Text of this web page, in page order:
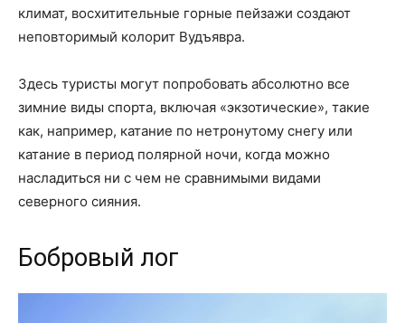
климат, восхитительные горные пейзажи создают
неповторимый колорит Вудъявра.
Здесь туристы могут попробовать абсолютно все
зимние виды спорта, включая «экзотические», такие
как, например, катание по нетронутому снегу или
катание в период полярной ночи, когда можно
насладиться ни с чем не сравнимыми видами
северного сияния.
Бобровый лог